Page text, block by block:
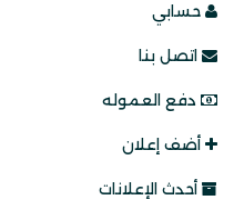
حسابي
اتصل بنا
دفع العموله
أضف إعلان
أحدث الإعلانات